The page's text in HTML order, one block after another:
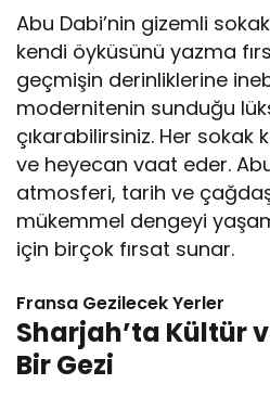
Abu Dabi’nin gizemli
kendi öyküsünü yazma
geçmişin derinliklerine
modernitenin sunduğu
çıkarabilirsiniz. Her sokak
ve heyecan vaat eder.
atmosferi, tarih ve
mükemmel dengeyi
için birçok fırsat sunar.
Fransa Gezilecek Yerler
Sharjah’ta Kültür
Bir Gezi